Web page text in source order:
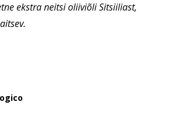
ekstra neitsi oliiviõli Sitsiiliast,